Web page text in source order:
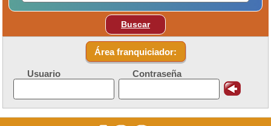
Buscar
Área franquiciador:
Usuario Contraseña